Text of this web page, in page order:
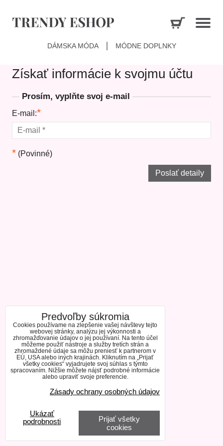
DÁMSKA MÓDA MÓDNE DOPLNKY
Získať informácie k svojmu účtu
Prosím, vyplňte svoj e-mail
E-mail:*
* (Povinné)
Poslať detaily
Predvoľby súkromia
Cookies používame na zlepšenie vašej návštevy tejto
webovej stránky, analýzu jej výkonnosti a
zhromažďovanie údajov o jej používaní. Na tento účel
môžeme použiť nástroje a služby tretích strán a
zhromaždené údaje sa môžu preniesť k partnerom v
EÚ, USA alebo iných krajinách. Kliknutím na „Prijať
všetky cookies“ vyjadrujete svoj súhlas s týmto
spracovaním. Nižšie môžete nájsť podrobné informácie
alebo upraviť svoje preferencie.
Zásady ochrany osobných údajov
Ukázať
podrobnosti
Prijať všetky
cookies